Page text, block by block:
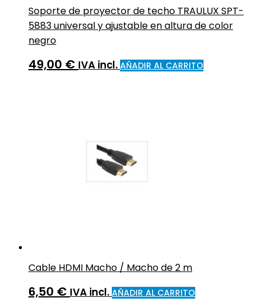
Soporte de proyector de techo TRAULUX SPT-
5883 universal y ajustable en altura de color
negro
49,00 € IVA incl. AÑADIR AL CARRITO
Cable HDMI Macho / Macho de 2 m
6,50 € IVA incl. AÑADIR AL CARRITO